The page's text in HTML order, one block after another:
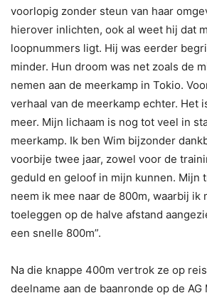
voorlopig zonder steun van haar
hierover inlichten, ook al weet hij dat
loopnummers ligt. Hij was eerder
minder. Hun droom was net zoals de
nemen aan de meerkamp in Tokio.
verhaal van de meerkamp echter. Het
meer. Mijn lichaam is nog tot veel in
meerkamp. Ik ben Wim bijzonder
voorbije twee jaar, zowel voor de
geduld en geloof in mijn kunnen. Mijn
neem ik mee naar de 800m, waarbij ik
toeleggen op de halve afstand
een snelle 800m”.
Na die knappe 400m vertrok ze op
deelname aan de baanronde op de AG